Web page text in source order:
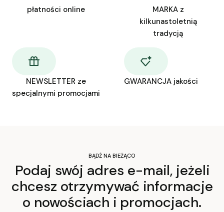
płatności online
MARKA z
kilkunastoletnią
tradycją
NEWSLETTER ze
specjalnymi promocjami
GWARANCJA jakości
BĄDŹ NA BIEŻĄCO
Podaj swój adres e-mail, jeżeli
chcesz otrzymywać informacje
o nowościach i promocjach.